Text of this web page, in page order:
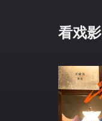
看戏